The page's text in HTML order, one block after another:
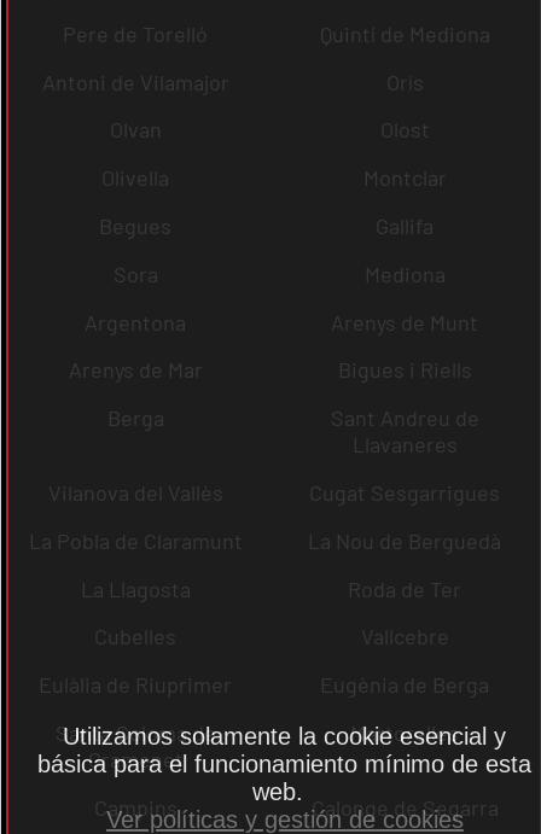
Pere de Torelló
Quintí de Mediona
Antoni de Vilamajor
Orís
Olvan
Olost
Olivella
Montclar
Begues
Gallifa
Sora
Mediona
Argentona
Arenys de Munt
Arenys de Mar
Bigues i Riells
Berga
Sant Andreu de
Llavaneres
Vilanova del Vallès
Cugat Sesgarrigues
La Pobla de Claramunt
La Nou de Berguedà
La Llagosta
Roda de Ter
Cubelles
Vallcebre
Eulàlia de Riuprimer
Eugènia de Berga
Santa Coloma de
Gramenet
Martorelles
Campins
Calonge de Segarra
Utilizamos solamente la cookie esencial y
básica para el funcionamiento mínimo de esta
web.
Ver políticas y gestión de cookies